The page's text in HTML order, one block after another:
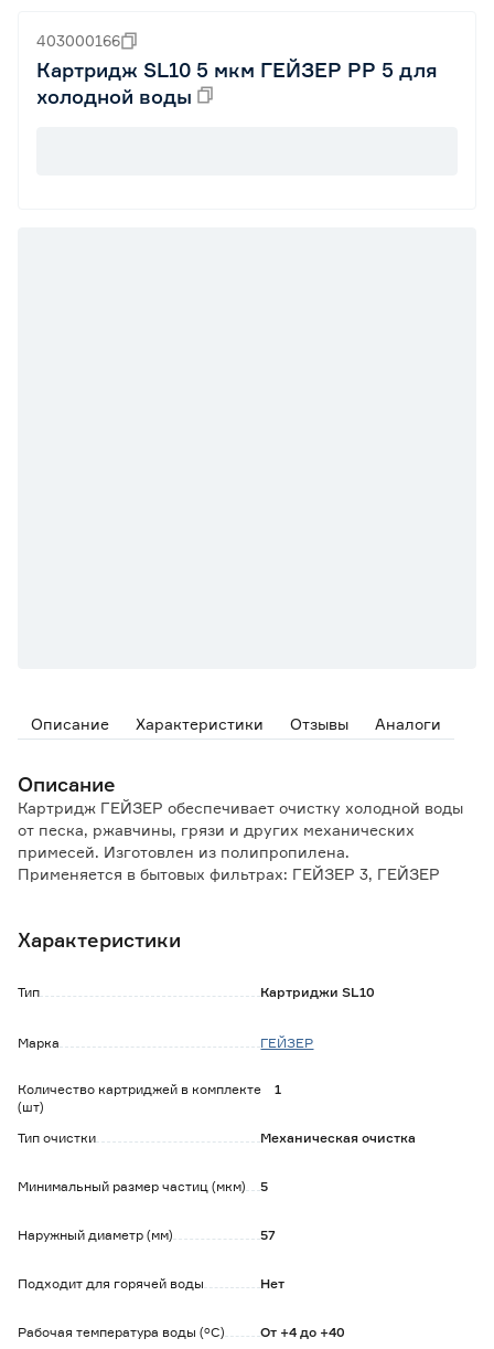
403000166
Картридж SL10 5 мкм ГЕЙЗЕР PP 5 для
холодной воды
Описание Характеристики Отзывы Аналоги
Описание
Картридж ГЕЙЗЕР обеспечивает очистку холодной воды
от песка, ржавчины, грязи и других механических
примесей. Изготовлен из полипропилена.
Применяется в бытовых фильтрах: ГЕЙЗЕР 3, ГЕЙЗЕР
Ресурс картриджа зависит от качества исходной воды.
Характеристики
Тип Картриджи SL10
Марка ГЕЙЗЕР
Количество картриджей в комплекте
(шт)
1
Тип очистки Механическая очистка
Минимальный размер частиц (мкм) 5
Наружный диаметр (мм) 57
Подходит для горячей воды Нет
Рабочая температура воды (°С) От +4 до +40